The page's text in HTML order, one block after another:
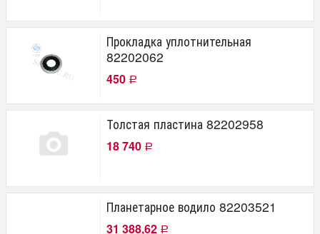
Прокладка уплотнительная
82202062
450 Р
Толстая пластина 82202958
18 740 Р
Планетарное водило 82203521
31 388,62 Р